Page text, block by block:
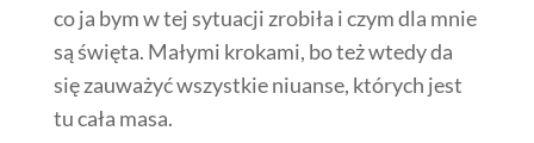
co ja bym w tej sytuacji zrobiła i czym dla mnie
są święta. Małymi krokami, bo też wtedy da
się zauważyć wszystkie niuanse, których jest
tu cała masa.